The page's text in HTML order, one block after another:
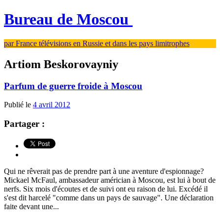
Bureau de Moscou
par France télévisions en Russie et dans les pays limitrophes
Artiom Beskorovayniy
Parfum de guerre froide à Moscou
Publié le 4 avril 2012
Partager :
Qui ne rêverait pas de prendre part à une aventure d'espionnage?
Mickael McFaul, ambassadeur américian à Moscou, est lui à bout de
nerfs. Six mois d'écoutes et de suivi ont eu raison de lui. Excédé il
s'est dit harcelé "comme dans un pays de sauvage". Une déclaration
faite devant une...